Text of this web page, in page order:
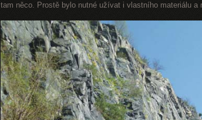
tam něco. Prostě bylo nutné užívat i vlastního materiálu a